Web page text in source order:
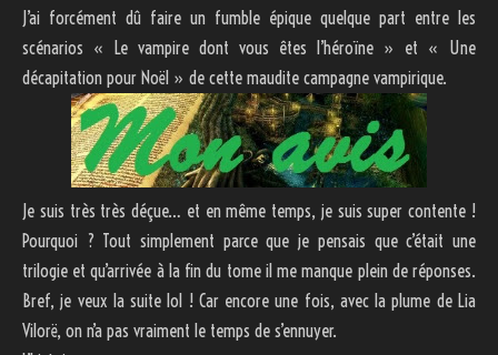
J’ai forcément dû faire un fumble épique quelque part entre les
scénarios « Le vampire dont vous êtes l’héroïne » et « Une
décapitation pour Noël » de cette maudite campagne vampirique.
Je suis très très déçue… et en même temps, je suis super contente !
Pourquoi ? Tout simplement parce que je pensais que c’était une
trilogie et qu’arrivée à la fin du tome il me manque plein de réponses.
Bref, je veux la suite lol ! Car encore une fois, avec la plume de Lia
Vilorë, on n’a pas vraiment le temps de s’ennuyer.